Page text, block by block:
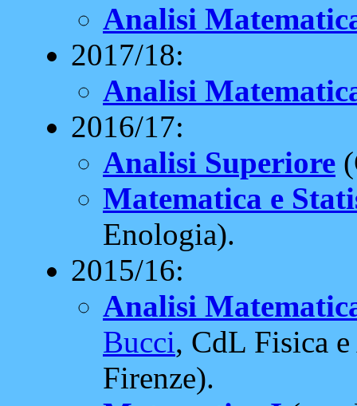
Analisi
2017/18:
Analisi
2016/17:
Analisi Superiore
Matematica e
Enologia).
2015/16:
Analisi
Bucci, CdL Fisica
Firenze).